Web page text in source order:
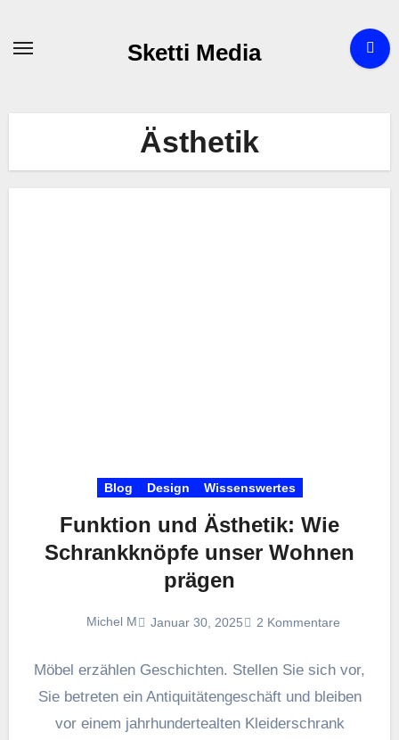
Sketti Media
Ästhetik
Blog Design Wissenswertes
Funktion und Ästhetik: Wie
Schrankknöpfe unser Wohnen
prägen
Michel M Januar 30, 2025 2 Kommentare
Möbel erzählen Geschichten. Stellen Sie sich vor,
Sie betreten ein Antiquitätengeschäft und bleiben
vor einem jahrhundertealten Kleiderschrank